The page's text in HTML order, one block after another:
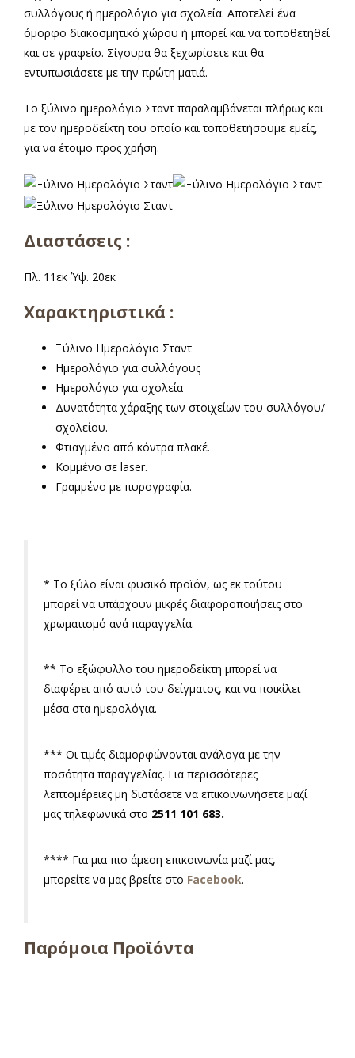
συλλόγους ή ημερολόγιο για σχολεία. Αποτελεί ένα
όμορφο διακοσμητικό χώρου ή μπορεί και να τοποθετηθεί
και σε γραφείο. Σίγουρα θα ξεχωρίσετε και θα
εντυπωσιάσετε με την πρώτη ματιά.
Το ξύλινο ημερολόγιο Σταντ παραλαμβάνεται πλήρως και
με τον ημεροδείκτη του οποίο και τοποθετήσουμε εμείς,
για να έτοιμο προς χρήση.
Διαστάσεις :
Πλ. 11εκ Ύψ. 20εκ
Χαρακτηριστικά :
Ξύλινο Ημερολόγιο Σταντ
Ημερολόγιο για συλλόγους
Ημερολόγιο για σχολεία
Δυνατότητα χάραξης των στοιχείων του συλλόγου/
σχολείου.
Φτιαγμένο από κόντρα πλακέ.
Κομμένο σε laser.
Γραμμένο με πυρογραφία.
* Το ξύλο είναι φυσικό προϊόν, ως εκ τούτου
μπορεί να υπάρχουν μικρές διαφοροποιήσεις στο
χρωματισμό ανά παραγγελία.
** Το εξώφυλλο του ημεροδείκτη μπορεί να
διαφέρει από αυτό του δείγματος, και να ποικίλει
μέσα στα ημερολόγια.
*** Οι τιμές διαμορφώνονται ανάλογα με την
ποσότητα παραγγελίας. Για περισσότερες
λεπτομέρειες μη διστάσετε να επικοινωνήσετε μαζί
μας τηλεφωνικά στο 2511 101 683.
**** Για μια πιο άμεση επικοινωνία μαζί μας,
μπορείτε να μας βρείτε στο Facebook.
Παρόμοια Προϊόντα